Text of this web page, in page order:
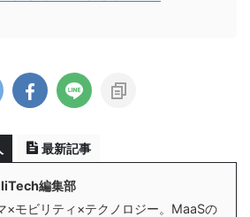
最新記事
編集部
×モビリティ×テクノロジー。MaaSの